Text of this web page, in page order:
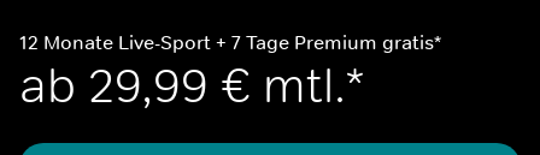
12 Mo﻿nate Live-Sport + 7 Tage Premium gratis*
ab 29,99 € mtl.*